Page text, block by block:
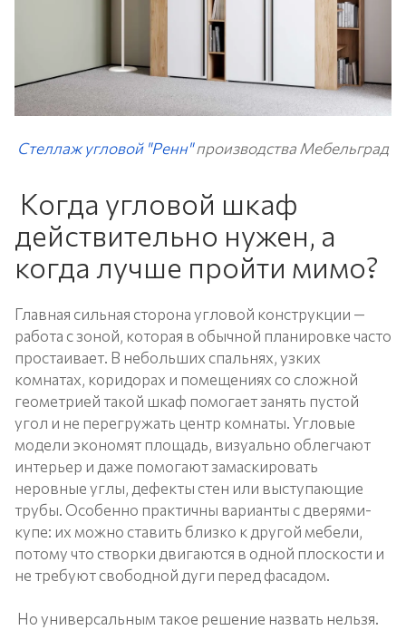
Стеллаж угловой "Ренн"производства Мебельград
Когда угловой шкаф
действительно нужен, а
когда лучше пройти мимо?
Главная сильная сторона угловой конструкции —
работа с зоной, которая в обычной планировке часто
простаивает. В небольших спальнях, узких
комнатах, коридорах и помещениях со сложной
геометрией такой шкаф помогает занять пустой
угол и не перегружать центр комнаты. Угловые
модели экономят площадь, визуально облегчают
интерьер и даже помогают замаскировать
неровные углы, дефекты стен или выступающие
трубы. Особенно практичны варианты с дверями-
купе: их можно ставить близко к другой мебели,
потому что створки двигаются в одной плоскости и
не требуют свободной дуги перед фасадом.
Но универсальным такое решение назвать нельзя.